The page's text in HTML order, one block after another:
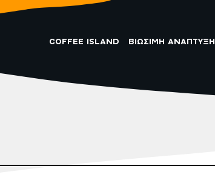
COFFEE ISLAND ΒΙΩΣΙΜΗ ΑΝΑΠΤΥΞΗ